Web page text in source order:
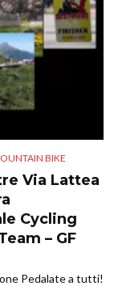
BIKE
Via Lattea
Cycling
– GF
Pedalate a tutti!